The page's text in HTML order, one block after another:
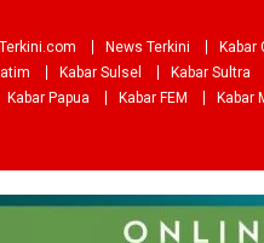
Terkini.com News Terkini Kabar
Kabar Sulsel Kabar Sultra
Kabar Papua Kabar FEM Kabar